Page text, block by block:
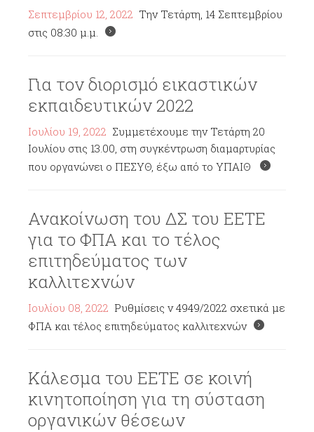
Σεπτεμβρίου 12, 2022 Την Τετάρτη, 14 Σεπτεμβρίου
στις 08:30 μ.μ.
Για τον διορισμό εικαστικών
εκπαιδευτικών 2022
Ιουλίου 19, 2022 Συμμετέχουμε την Τετάρτη 20
Ιουλίου στις 13.00, στη συγκέντρωση διαμαρτυρίας
που οργανώνει ο ΠΕΣΥΘ, έξω από το ΥΠΑΙΘ
Ανακοίνωση του ΔΣ του ΕΕΤΕ
για το ΦΠΑ και το τέλος
επιτηδεύματος των
καλλιτεχνών
Ιουλίου 08, 2022 Ρυθμίσεις ν 4949/2022 σχετικά με
ΦΠΑ και τέλος επιτηδεύματος καλλιτεχνών
Κάλεσμα του ΕΕΤΕ σε κοινή
κινητοποίηση για τη σύσταση
οργανικών θέσεων